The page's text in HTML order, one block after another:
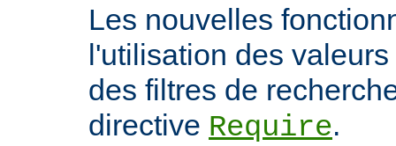
Les nouvelles
l'utilisation des
des filtres de
directive Require.